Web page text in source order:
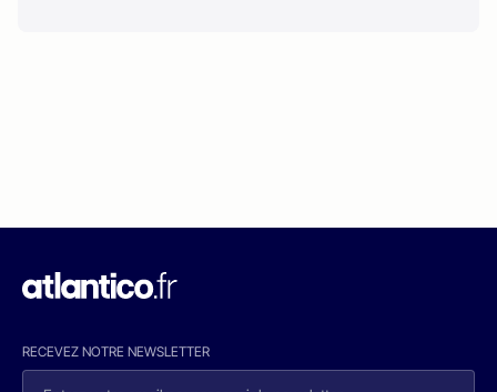
RECEVEZ NOTRE NEWSLETTER